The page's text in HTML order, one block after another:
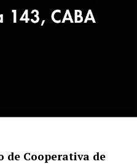
de Cooperativa de